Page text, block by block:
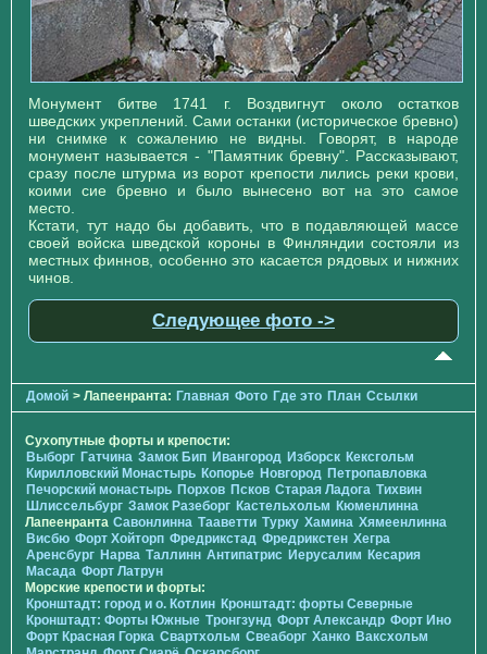
Монумент битве 1741 г. Воздвигнут около остатков
шведских укреплений. Сами останки (историческое бревно)
ни снимке к сожалению не видны. Говорят, в народе
монумент называется - "Памятник бревну". Рассказывают,
сразу после штурма из ворот крепости лились реки крови,
коими сие бревно и было вынесено вот на это самое
место.
Кстати, тут надо бы добавить, что в подавляющей массе
своей войска шведской короны в Финляндии состояли из
местных финнов, особенно это касается рядовых и нижних
чинов.
Следующее фото ->
Домой > Лапеенранта: Главная Фото Где это План Ссылки
Сухопутные форты и крепости:
Выборг Гатчина Замок Бип Ивангород Изборск Кексгольм
Кирилловский Монастырь Копорье Новгород Петропавловка
Печорcкий монастырь Порхов Псков Старая Ладога Тихвин
Шлиссельбург Замок Разеборг Кастельхольм Кюменлинна
Лапеенранта Савонлинна Тааветти Турку Хамина Хямеенлинна
Висбю Форт Хойторп Фредрикстад Фредрикстен Хегра
Аренсбург Нарва Таллинн Антипатрис Иерусалим Кесария
Масада Форт Латрун
Морские крепости и форты:
Кронштадт: город и о. Котлин Кронштадт: форты Северные
Кронштадт: Форты Южные Тронгзунд Форт Александр Форт Ино
Форт Красная Горка Свартхольм Свеаборг Ханко Ваксхольм